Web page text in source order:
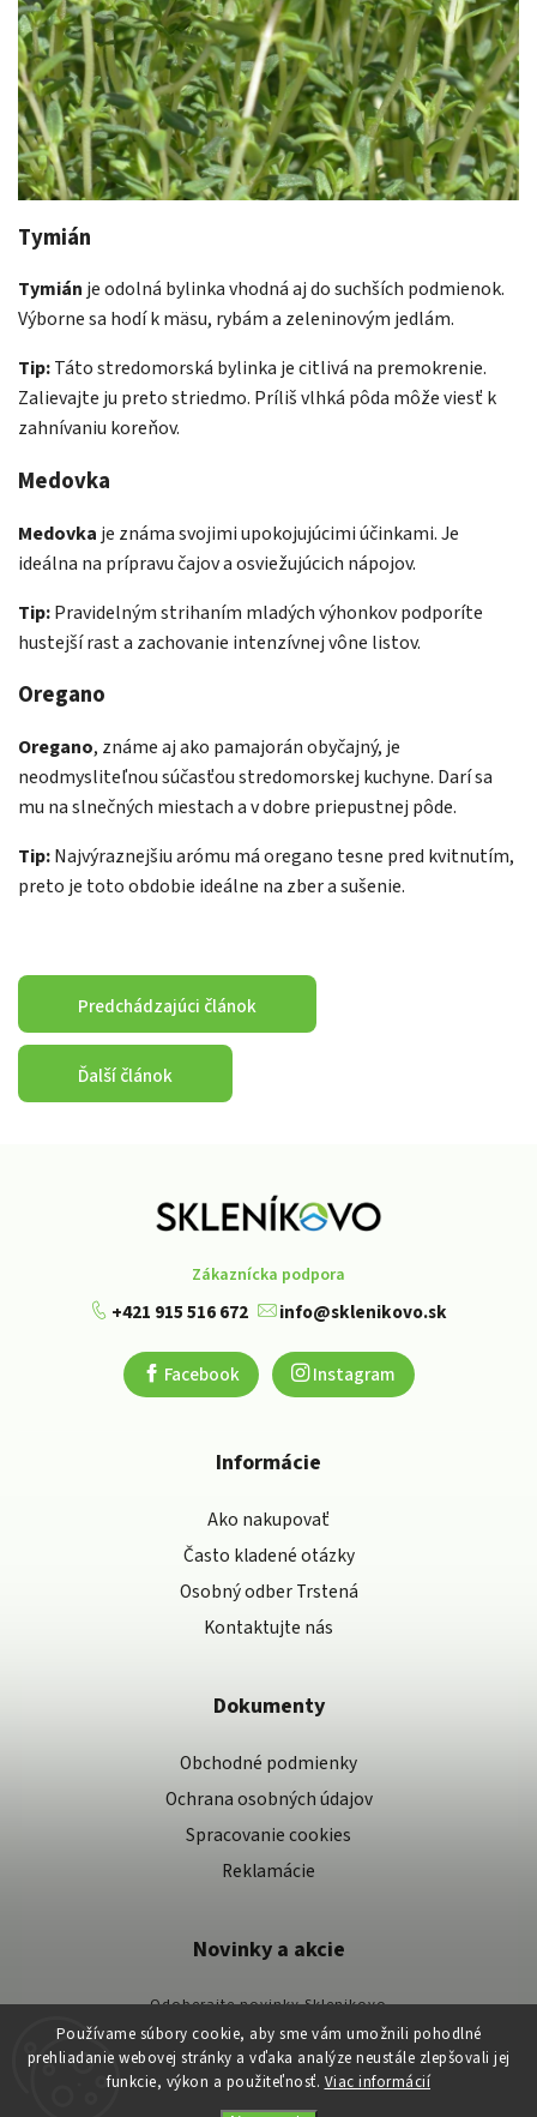
Používame súbory cookie, aby sme vám umožnili pohodlné
prehliadanie webovej stránky a vďaka analýze neustále zlepšovali jej
funkcie, výkon a použiteľnosť. Viac informácií
Tymián
Tymián je odolná bylinka vhodná aj do suchších podmienok.
Výborne sa hodí k mäsu, rybám a zeleninovým jedlám.
Tip:Táto stredomorská bylinka je citlivá na premokrenie.
Zalievajte ju preto striedmo. Príliš vlhká pôda môže viesť k
zahnívaniu koreňov.
Medovka
Medovka je známa svojimi upokojujúcimi účinkami. Je
ideálna na prípravu čajov a osviežujúcich nápojov.
Tip:Pravidelným strihaním mladých výhonkov podporíte
hustejší rast a zachovanie intenzívnej vône listov.
Oregano
Oregano, známe aj ako pamajorán obyčajný, je
neodmysliteľnou súčasťou stredomorskej kuchyne. Darí sa
mu na slnečných miestach a v dobre priepustnej pôde.
Tip:Najvýraznejšiu arómu má oregano tesne pred kvitnutím,
preto je toto obdobie ideálne na zber a sušenie.
Predchádzajúci článok
Ďalší článok
Zákaznícka podpora
+421 915 516 672 info@sklenikovo.sk
Facebook Instagram
Informácie
Ako nakupovať
Často kladené otázky
Osobný odber Trstená
Kontaktujte nás
Dokumenty
Obchodné podmienky
Ochrana osobných údajov
Spracovanie cookies
Reklamácie
Novinky a akcie
Odoberajte novinky Sklenikovo
Vaše osobné údaje spracovávame podľa našich zásad spracovania osobných
údajov.